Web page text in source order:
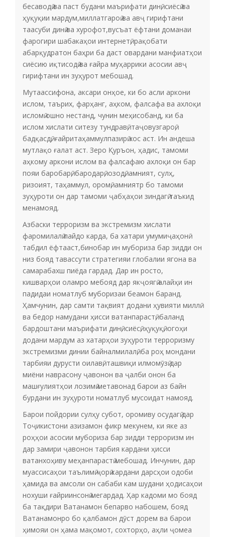
бесаводӣ ва паст будани маърифати динӣ, сиёсӣ ва
ҳуқуқии мардум,миллатгароӣ ва авҷ гирифтани
таасуби динӣ ва хурофот,вусъат ёфтани доманаи
фарогири шабакаҳои интернетӣ, рақобати
абарқудратон баҳри ба даст овардани манфиатҳои
сиёсию иқтисодӣ ва ғайра муҳаррики асосии авҷ
гирифтани ин зуҳурот мебошад.
Мутаассифона, аксари онҳое, ки бо асли аркони
ислом, таърих, фарҳанг, аҳком, фалсафа ва ахлоқи
исломӣ ошно нестанд, чунин меҳисобанд, ки ба
ислом хислати ситезу тундравӣ, таҷовузгароӣ,
бадқасдӣ, ғайритаҳаммулпазирӣ хос аст. Ин андеша
мутлақо ғалат аст. Зеро Қуръон, ҳадис, тамоми
аҳкому аркони ислом ва фалсафаю ахлоқи он бар
пояи баробарӣ, бародарӣ, озодӣ, амният, сулҳ,
ризоият, таҳаммул, оромӣ, амниятр бо тамоми
зуҳуроти он дар тамоми ҷабҳаҳои зиндагӣ таъкид
менамояд.
Азбаски терроризм ва экстремизм хислати
фаромилалӣ пайдо карда, ба хатари умумиҷаҳонӣ
табдил ёфтааст,бинобар ин мубориза бар зидди он
низ бояд тавассути стратегияи глобалии ягона ва
самарабахш пиёда гардад. Дар ин росто,
кишварҳои оламро мебояд дар якҷоягӣ алайҳи ин
падидаи номатлуб муборизаи беамон баранд.
Ҳамчунин, дар самти тақвият додани ҳувияти миллӣ
ва бедор намудани ҳисси ватанпарастӣ, баланд
бардоштани маърифати динӣ, сиёсӣ, ҳуқуқӣ, огоҳи
додани мардум аз хатарҳои зуҳуроти терроризму
экстремизми динии байналмилалӣ, ба роҳ мондани
тарбияи дурусти оилавӣ, ташвиқи илмомӯзӣ дар
миёни наврасону ҷавонон ва ҷалби онон ба
машғулиятҳои лозимӣ метавонад барои аз байн
бурдани ин зуҳуроти номатлуб мусоидат намояд.
Барои пойдории сулҳу субот, оромиву осудагӣ дар
Тоҷикистони азизамон фикр мекунем, ки яке аз
роҳҳои асосии мубориза бар зидди терроризм ин
дар замири ҷавонон тарбия кардани ҳисси
ватанхоҳиву меҳанпарастӣ мебошад. Инчунин, дар
муассисаҳои таълимӣ ҷорӣ кардани дарсҳои одоби
ҳамида ва амсоли он сабаби кам шудани ҳодисаҳои
нохуши ғайриинсонӣ мегардад. Ҳар кадоми мо бояд
ба тақдири Ватанамон бепарво набошем, бояд
Ватанамонро бо қалбамон дӯст дорем ва барои
ҳимояи он ҳама мақомот, сохторҳо, аҳли ҷомеа